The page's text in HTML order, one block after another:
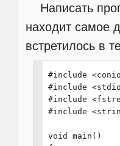
void Find
{
printf("|
Kadr = Start;
for (int i=0;
{
  int yes = 0;
if (yes ==
Написать
находит самое
встретилось в
#include
#include
#include
#include
void main()